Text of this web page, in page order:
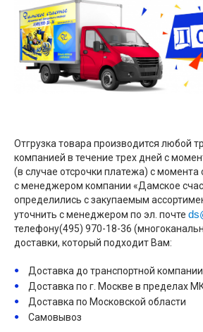
Отгрузка товара производится любой
компанией в течение трех дней с
(в случае отсрочки платежа) с момента
с менеджером компании «Дамское
определились с закупаемым
уточнить с менеджером по эл. почте
телефону(495) 970-18-36
доставки, который подходит Вам:
Доставка до транспортной
Доставка по г. Москве в пределах
Доставка по Московской области
Самовывоз